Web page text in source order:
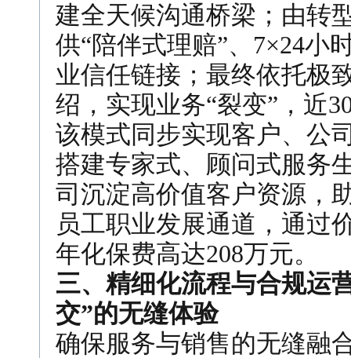
建全天候沟通桥梁；由转
供“陪伴式理赔”、7×24小
业信任链接；最终依托极
绍，实现业务“裂变”，近
该模式同步实现客户、公
搭建专家式、顾问式服务
司沉淀高价值客户资源，
员工职业发展通道，通过
年化保费高达208万元。
三、精细化流程与合规运
交”的无缝体验
确保服务与销售的无缝融